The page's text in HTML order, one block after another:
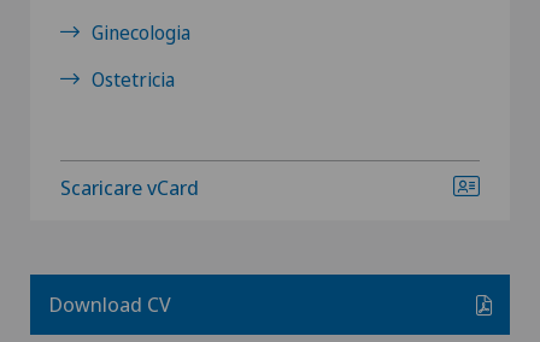
Ginecologia
Ostetricia
Scaricare vCard
Download CV